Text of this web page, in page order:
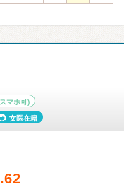
マホ可)
女医在籍